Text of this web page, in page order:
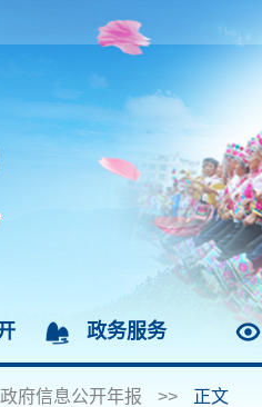
政务服务
政府信息公开年报 >> 正文